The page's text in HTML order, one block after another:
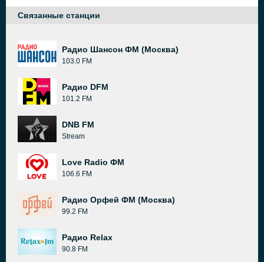
Связанные станции
Радио Шансон ФМ (Москва)
103.0 FM
Радио DFM
101.2 FM
DNB FM
Stream
Love Radio ФМ
106.6 FM
Радио Орфей ФМ (Москва)
99.2 FM
Радио Relax
90.8 FM